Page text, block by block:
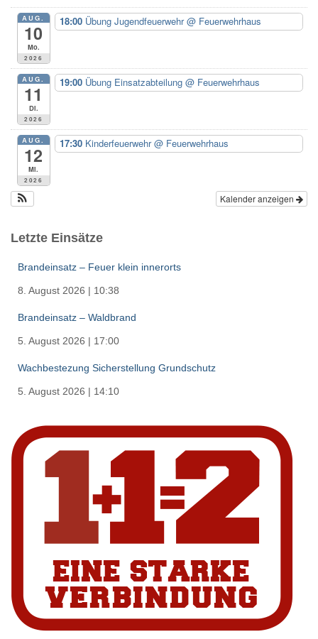
n
:
AUG.
10
Mo.
2026
18:00 Übung Jugendfeuerwehr@ Feuerwehrhaus
AUG.
11
Di.
2026
19:00 Übung Einsatzabteilung @ Feuerwehrhaus
AUG.
12
Mi.
2026
17:30 Kinderfeuerwehr@ Feuerwehrhaus
Kalender anzeigen
Letzte Einsätze
Brandeinsatz – Feuer klein innerorts
8. August 2026 | 10:38
Brandeinsatz – Waldbrand
5. August 2026 | 17:00
Wachbestezung Sicherstellung Grundschutz
5. August 2026 | 14:10